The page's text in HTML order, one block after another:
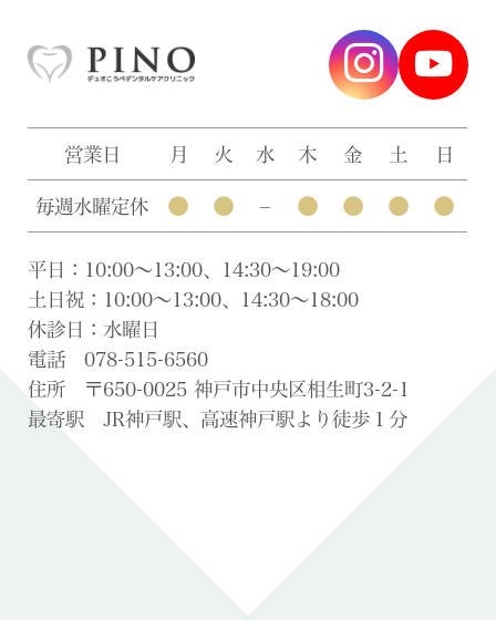
営業日 月 火 水 木 金 土 日
毎週水曜定休 ● ● – ● ● ● ●
平日：10:00〜13:00、14:30〜19:00
土日祝：10:00〜13:00、14:30〜18:00
休診日：水曜日
電話 078-515-6560
住所 〒650-0025 神戸市中央区相生町3-2-1
最寄駅 JR神戸駅、高速神戸駅より徒歩１分